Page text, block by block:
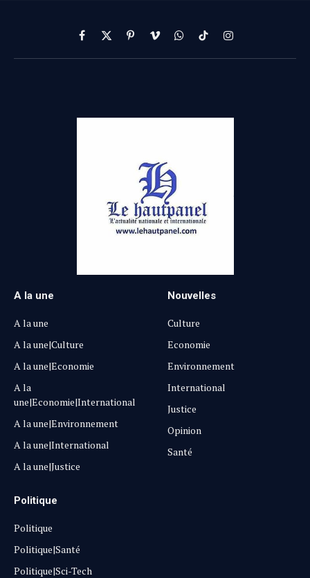
Facebook
X
(Twitter)
PinterestVimeoWhatsApp
TikTokInstagram
A la une
A la une
A la une|Culture
A la une|Economie
A la
une|Economie|International
A la une|Environnement
A la une|International
A la une|Justice
Nouvelles
Culture
Economie
Environnement
International
Justice
Opinion
Santé
Politique
Politique
Politique|Santé
Politique|Sci-Tech